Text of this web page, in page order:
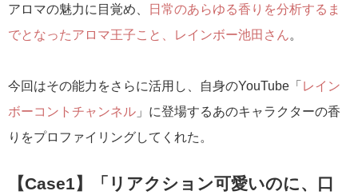
男が次に目指すのは、香りの世界。これは、彼が真
の“アロマ王子”になるまでの挑戦の記録である。
アロマの魅力に目覚め、
日常のあらゆる香りを分析するま
でとなったアロマ王子こと、レインボー池田さん。
今回はその能力をさらに活用し、自身のYouTube「 レイン
ボーコントチャンネル 」に登場するあのキャラクターの香
りをプロファイリングしてくれた。
【Case1】「リアクション可愛いのに、口